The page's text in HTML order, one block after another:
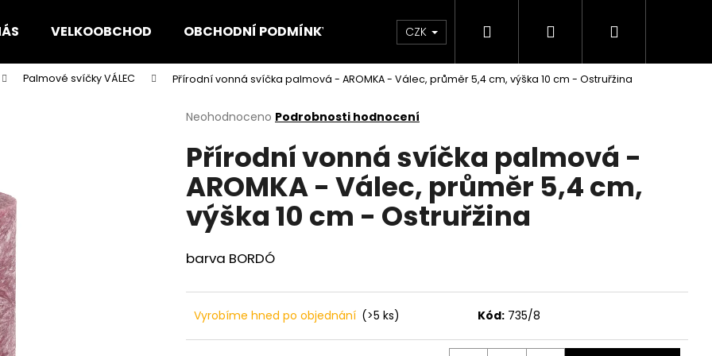
VELKOOBCHOD OBCHODNÍ PODMÍNKY KONTAKTY
CZK Hledat PřihlášeníNákupní
Palmové svíčky VÁLEC Přírodní vonná svíčka palmová - AROMKA - Válec, průměr 5,4 cm, výška 10 cm - Ostruřžina
Průměrné
produktu
je
0,0
z
5
hvězdiček.
Neohodnoceno Podrobnosti hodnocení
Přírodní vonná svíčka palmová -
AROMKA - Válec, průměr 5,4 cm,
výška 10 cm - Ostruřžina
barva BORDÓ
Vyrobíme hned po objednání (>5 ks) Kód: 735/8
Co potřebujete najít?
HLEDAT